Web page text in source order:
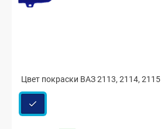
Цвет покраски ВАЗ 2113, 2114, 2115